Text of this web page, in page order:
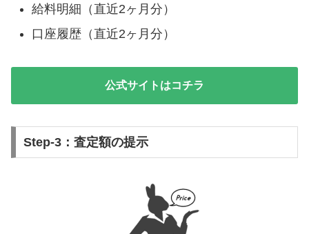
給料明細（直近2ヶ月分）
口座履歴（直近2ヶ月分）
公式サイトはコチラ
Step-3：査定額の提示